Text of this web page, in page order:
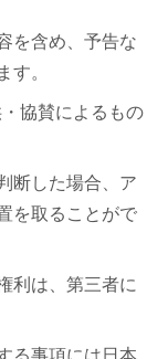
を含め、予告な
。
協賛によるもの
断した場合、ア
を取ることがで
利は、第三者に